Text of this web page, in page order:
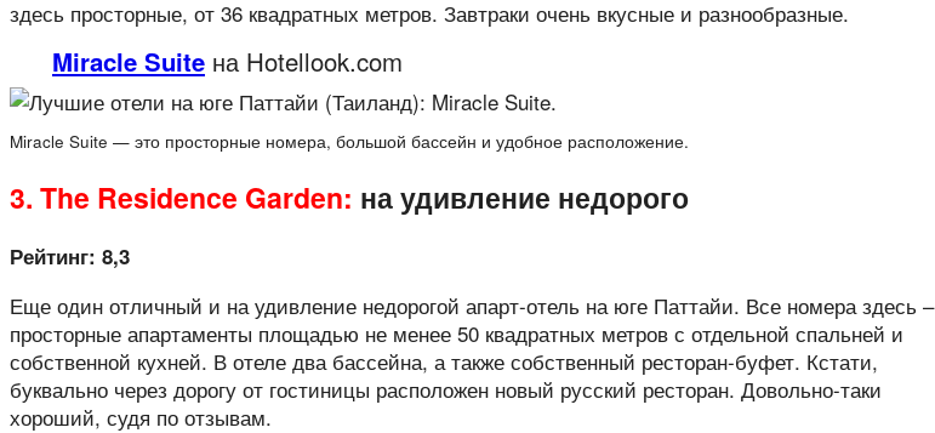
здесь просторные, от 36 квадратных метров. Завтраки очень вкусные и разнообразные.
Miracle Suite на Hotellook.com
Miracle Suite — это просторные номера, большой бассейн и удобное расположение.
3. The Residence Garden: на удивление недорого
Рейтинг: 8,3
Еще один отличный и на удивление недорогой апарт-отель на юге Паттайи. Все номера здесь –
просторные апартаменты площадью не менее 50 квадратных метров с отдельной спальней и
собственной кухней. В отеле два бассейна, а также собственный ресторан-буфет. Кстати,
буквально через дорогу от гостиницы расположен новый русский ресторан. Довольно-таки
хороший, судя по отзывам.